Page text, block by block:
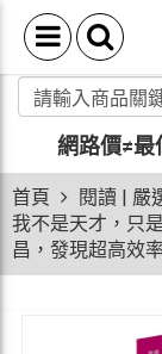
網路價≠最
首頁 閱讀 | 嚴
我不是天才，只
昌，發現超高效